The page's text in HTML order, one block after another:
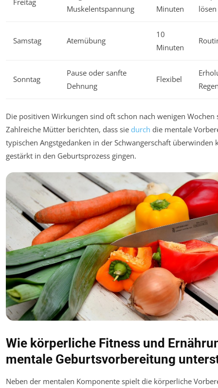
Muskelentspannung
Minuten
lösen
Samstag Atemübung
10
Minuten
Sonntag
Pause oder sanfte
Dehnung
Flexibel
Die positiven Wirkungen sind oft schon nach wenigen Wochen
Zahlreiche Mütter berichten, dass sie durch die mentale
typischen Angstgedanken in der Schwangerschaft überwinden
gestärkt in den Geburtsprozess gingen.
Wie körperliche Fitness und
mentale Geburtsvorbereitung
Neben der mentalen Komponente spielt die körperliche